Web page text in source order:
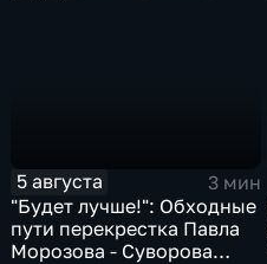
5 августа
3 мин
"Будет лучше!": Обходные
пути перекрестка Павла
Морозова - Суворова